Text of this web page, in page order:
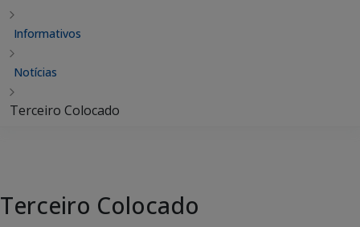
Informativos
Notícias
Terceiro Colocado
Terceiro Colocado